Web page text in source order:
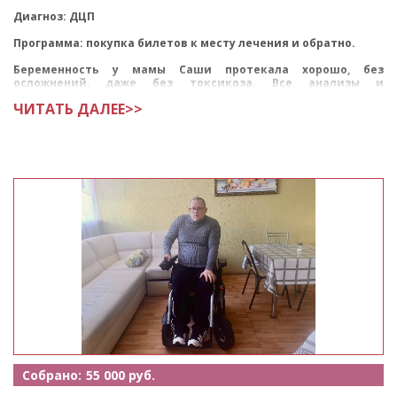
Диагноз: ДЦП
Программа: покупка билетов к месту лечения и обратно.
Беременность у мамы Саши протекала хорошо, без
осложнений, даже без токсикоза. Все анализы и
ЧИТАТЬ ДАЛЕЕ>>
Собрано: 55 000 руб.